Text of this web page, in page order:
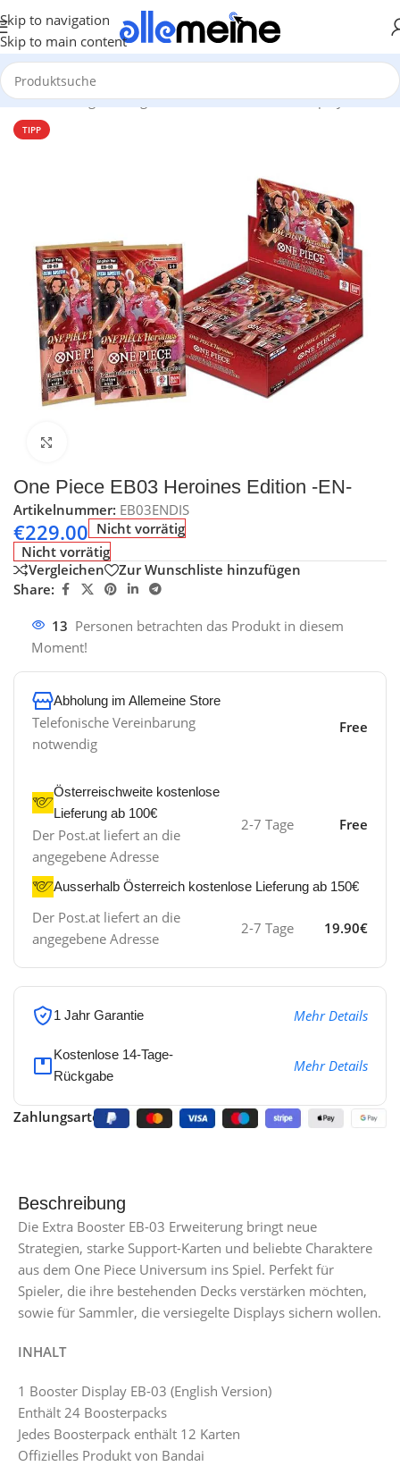
Skip to navigation
Skip to main content
Start/Gaming/Trading Card Games/One Piece/Display
TIPP
One Piece EB03 Heroines Edition -EN-
Artikelnummer: EB03ENDIS
€229.00 Nicht vorrätig
Nicht vorrätig
Vergleichen
Zur Wunschliste hinzufügen
Share:
13 Personen betrachten das Produkt in diesem
Moment!
Abholung im Allemeine Store
Telefonische Vereinbarung
notwendig
Free
Österreischweite kostenlose
Lieferung ab 100€
Der Post.at liefert an die
angegebene Adresse
2-7 Tage Free
Ausserhalb Österreich kostenlose Lieferung ab 150€
Der Post.at liefert an die
angegebene Adresse
2-7 Tage 19.90€
1 Jahr Garantie Mehr Details
Kostenlose 14-Tage-
Rückgabe
Mehr Details
Zahlungsarten:
Beschreibung
Die Extra Booster EB-03 Erweiterung bringt neue
Strategien, starke Support-Karten und beliebte Charaktere
aus dem One Piece Universum ins Spiel. Perfekt für
Spieler, die ihre bestehenden Decks verstärken möchten,
sowie für Sammler, die versiegelte Displays sichern wollen.
INHALT
1 Booster Display EB-03 (English Version)
Enthält 24 Boosterpacks
Jedes Boosterpack enthält 12 Karten
Offizielles Produkt von Bandai